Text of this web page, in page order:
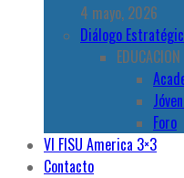
4 mayo, 2026
Diálogo
EDUCACION
Foro
VI FISU America 3×3
Contacto